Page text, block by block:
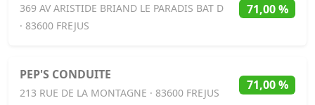
369 AV ARISTIDE BRIAND LE PARADIS BAT D
· 83600 FREJUS
71,00 %
PEP'S CONDUITE
213 RUE DE LA MONTAGNE · 83600 FREJUS
71,00 %